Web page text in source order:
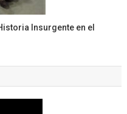
Insurgente en el